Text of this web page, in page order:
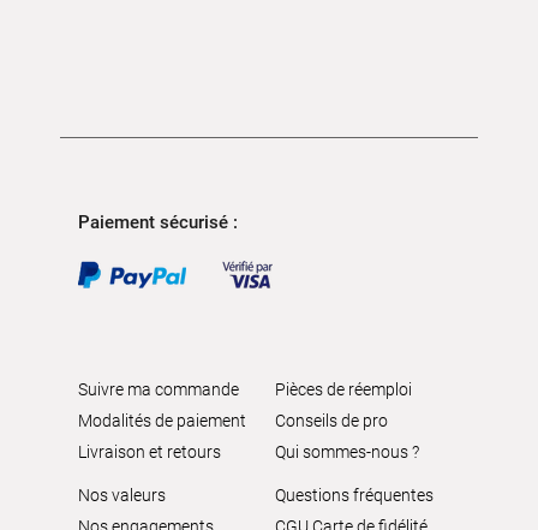
Paiement sécurisé :
Suivre ma commande
Modalités de paiement
Livraison et retours
Pièces de réemploi
Conseils de pro
Qui sommes-nous ?
Nos valeurs
Nos engagements
Questions fréquentes
CGU Carte de fidélité